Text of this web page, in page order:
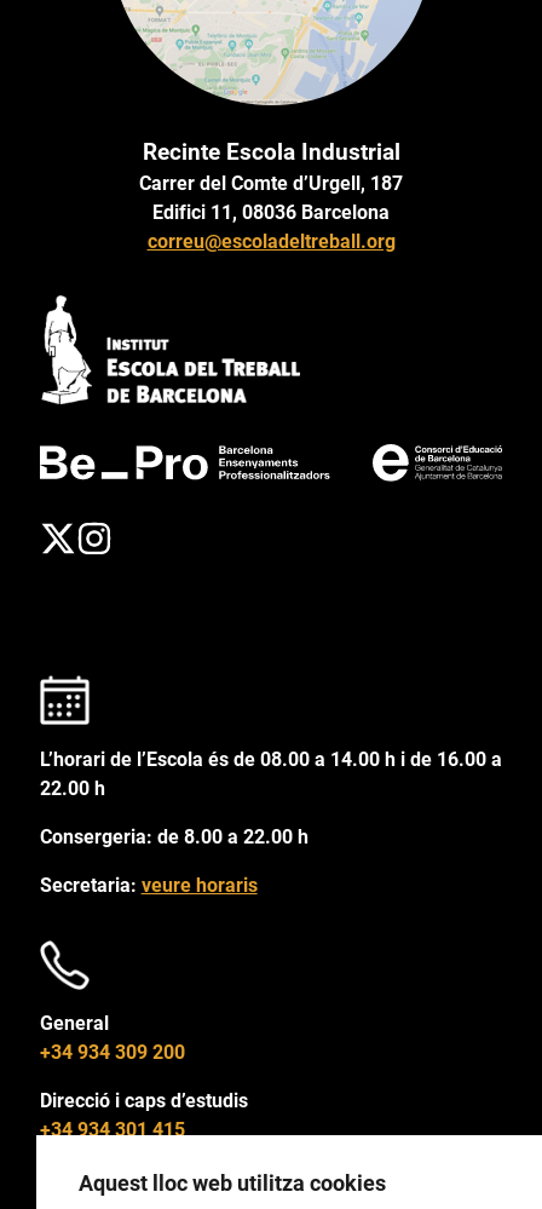
Recinte Escola Industrial
Carrer del Comte d’Urgell, 187
Edifici 11, 08036 Barcelona
correu@escoladeltreball.org
L’horari de l’Escola és de 08.00 a 14.00 h i de 16.00 a
22.00 h
Consergeria: de 8.00 a 22.00 h
Secretaria: veure horaris
General
+34 934 309 200
Direcció i caps d’estudis
+34 934 301 415
Aquest lloc web utilitza cookies